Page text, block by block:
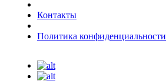
Контакты
Политика конфиденциальности